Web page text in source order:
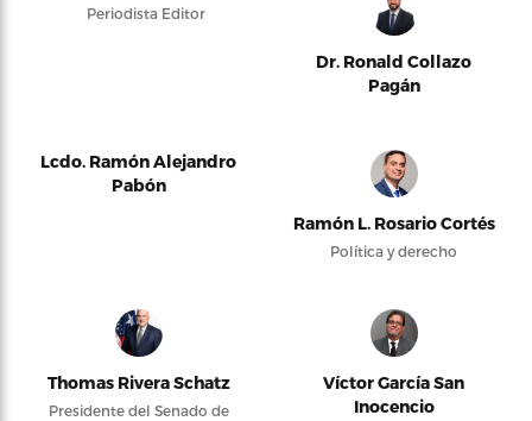
Periodista Editor
Dr. Ronald Collazo
Pagán
Lcdo. Ramón Alejandro
Pabón
Ramón L. Rosario Cortés
Política y derecho
Thomas Rivera Schatz
Presidente del Senado de
Víctor García San
Inocencio